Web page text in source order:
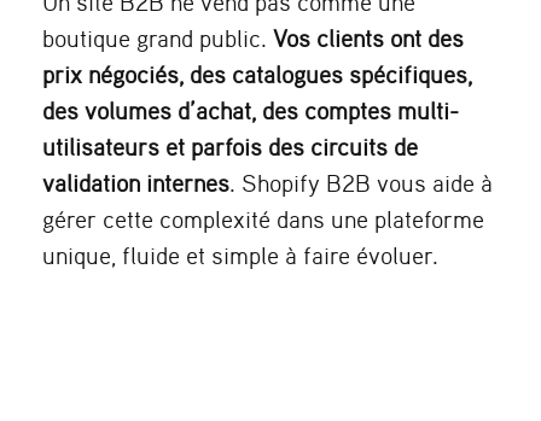
boutique grand public. Vos clients ont des
prix négociés, des catalogues spécifiques,
des volumes d’achat, des comptes multi-
utilisateurs et parfois des circuits de
validation internes. Shopify B2B vous aide à
gérer cette complexité dans une plateforme
unique, fluide et simple à faire évoluer.